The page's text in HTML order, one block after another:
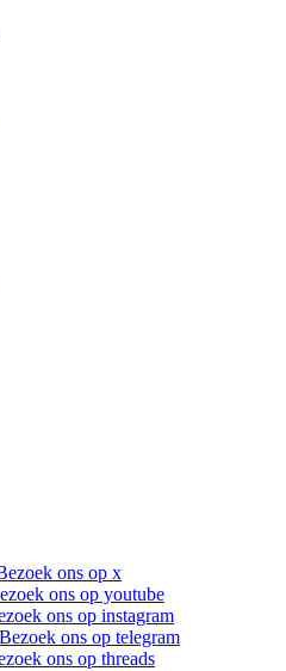
ons op x
ons op youtube
ons op instagram
Bezoek ons op telegram
ons op threads